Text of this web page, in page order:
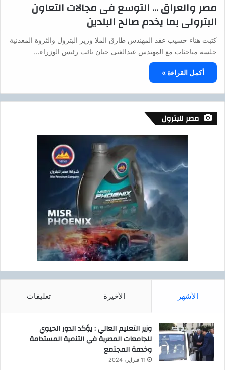
مصر والعراق … التوسع فى مجالات التعاون
البترولى بما يخدم صالح البلدين
كتبت هناء حسيب عقد المهندس طارق الملا وزير البترول والثروة المعدنية
جلسة مباحثات مع المهندس عبدالغنى حيان نائب رئيس الوزراء…
أكمل القراءة »
مصر للبترول
الأشهر الأخيرة تعليقات
وزير التعليم العالي : يؤكد الدور الحيوي
للجامعات المصرية في التنمية المستدامة
وخدمة المجتمع
11 فبراير، 2024